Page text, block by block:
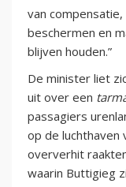
van
beschermen en
blijven houden.”
De minister liet
uit over een
passagiers
op de luchthaven
oververhit
waarin Buttigieg